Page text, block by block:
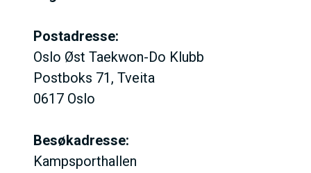
Postadresse:
Oslo Øst Taekwon-Do Klubb
Postboks 71, Tveita
0617 Oslo
Besøkadresse:
Kampsporthallen